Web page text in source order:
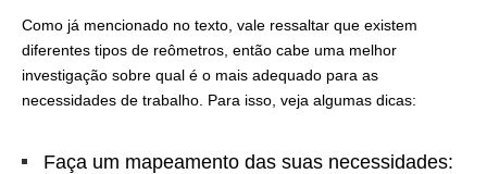
Como já mencionado no texto, vale ressaltar que existem
diferentes tipos de reômetros, então cabe uma melhor
investigação sobre qual é o mais adequado para as
necessidades de trabalho. Para isso, veja algumas dicas:
Faça um mapeamento das suas necessidades: